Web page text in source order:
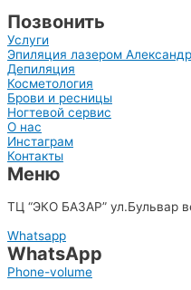
Позвонить
Услуги
Эпиляция лазером
Депиляция
Косметология
Брови и ресницы
Ногтевой сервис
О нас
Инстаграм
Контакты
Меню
ТЦ “ЭКО БАЗАР” ул.Бульвар
Whatsapp
WhatsApp
Phone-volume